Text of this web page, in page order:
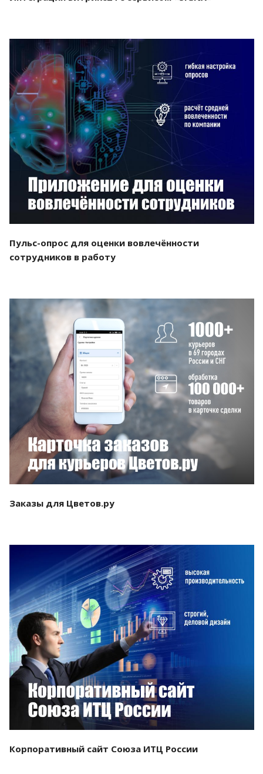
Смотреть проект
Пульс-опрос для оценки вовлечённости
сотрудников в работу
Смотреть проект
Заказы для Цветов.ру
Смотреть проект
Корпоративный сайт Союза ИТЦ России